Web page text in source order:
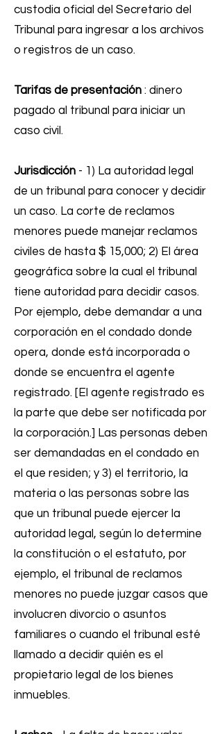
custodia oficial del Secretario del
Tribunal para ingresar a los archivos
o registros de un caso.
Tarifas de presentación : dinero
pagado al tribunal para iniciar un
caso civil.
Jurisdicción - 1) La autoridad legal
de un tribunal para conocer y decidir
un caso. La corte de reclamos
menores puede manejar reclamos
civiles de hasta $ 15,000; 2) El área
geográfica sobre la cual el tribunal
tiene autoridad para decidir casos.
Por ejemplo, debe demandar a una
corporación en el condado donde
opera, donde está incorporada o
donde se encuentra el agente
registrado. [El agente registrado es
la parte que debe ser notificada por
la corporación.] Las personas deben
ser demandadas en el condado en
el que residen; y 3) el territorio, la
materia o las personas sobre las
que un tribunal puede ejercer la
autoridad legal, según lo determine
la constitución o el estatuto, por
ejemplo, el tribunal de reclamos
menores no puede juzgar casos que
involucren divorcio o asuntos
familiares o cuando el tribunal esté
llamado a decidir quién es el
propietario legal de los bienes
inmuebles.